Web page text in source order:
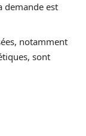
demande est
notamment
sont